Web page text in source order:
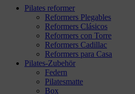
Pilates reformer
Reformers Plegables
Reformers Clásicos
Reformers con Torre
Reformers Cadillac
Reformers para Casa
Pilates-Zubehör
Federn
Pilatesmatte
Box